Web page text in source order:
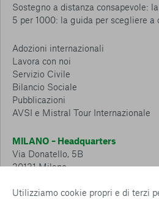
Utilizziamo cookie propri e di terzi
Sostegno a distanza consapevole:
5 per 1000: la guida per scegliere a
Adozioni internazionali
Lavora con noi
Servizio Civile
Bilancio Sociale
Pubblicazioni
AVSI e Mistral Tour Internazionale
MILANO – Headquarters
Via Donatello, 5B
20131 Milano